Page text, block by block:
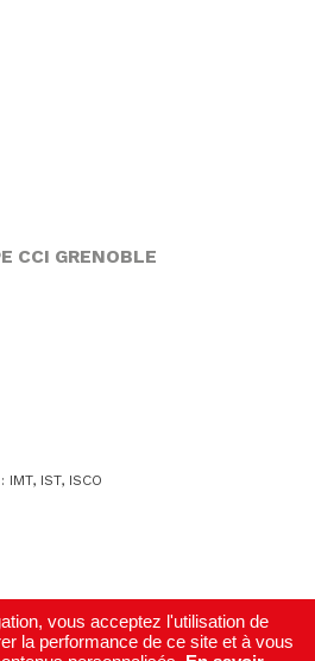
CCI GRENOBLE
IST, ISCO
vous acceptez l'utilisation de
la performance de ce site et à vous